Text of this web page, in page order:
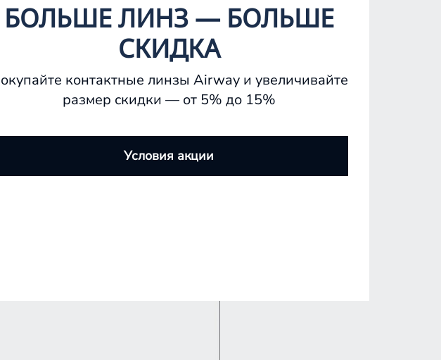
БОЛЬШЕ ЛИНЗ — БОЛЬШЕ
СКИДКА
контактные линзы Airway и увеличивайте
размер скидки — от 5% до 15%
Условия акции